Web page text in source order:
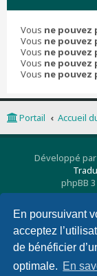
En poursuivant
acceptez
de bénéficier
optimale. En
Vous ne pouvez
Vous ne pouvez
Vous ne pouvez
Vous ne pouvez
Vous ne pouvez
Portail Accueil
Développé par
phpBB
Supprimer les